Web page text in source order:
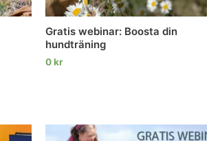
Gratis webinar: Boosta din
hundträning
0kr